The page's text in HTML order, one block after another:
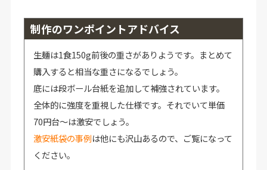
制作のワンポイントアドバイス
生麺は1食150g前後の重さがありようです。まとめて
購入すると相当な重さになるでしょう。
底には段ボール台紙を追加して補強されています。
全体的に強度を重視した仕様です。それでいて単価
70円台～は激安でしょう。
激安紙袋の事例は他にも沢山あるので、ご覧になって
ください。